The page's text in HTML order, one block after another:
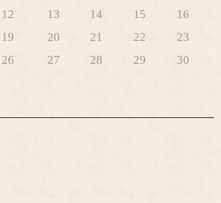
12 13 14 15
16
19 20 21 22
23
26 27 28 29
30